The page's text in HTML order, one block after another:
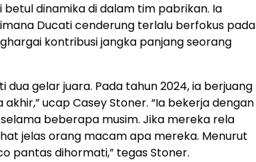
dinamika di dalam tim pabrikan. Ia
Ducati cenderung terlalu berfokus pada
kontribusi jangka panjang seorang
dua gelar juara. Pada tahun 2024, ia berjuang
ucap Casey Stoner. “Ia bekerja dengan
beberapa musim. Jika mereka rela
jelas orang macam apa mereka. Menurut
pantas dihormati,” tegas Stoner.